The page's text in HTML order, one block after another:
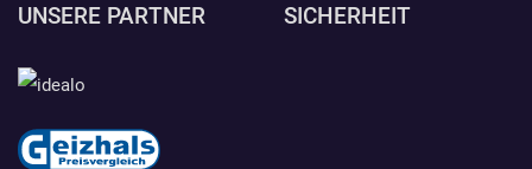
UNSERE PARTNER SICHERHEIT